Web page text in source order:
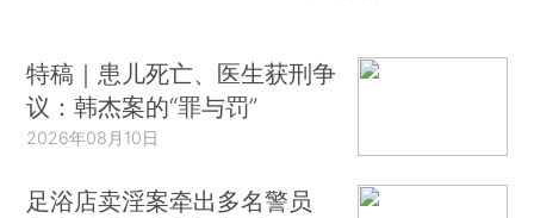
特稿｜患儿死亡、医生获刑争
议：韩杰案的“罪与罚”
2026年08月10日
足浴店卖淫案牵出多名警员